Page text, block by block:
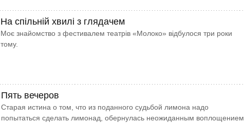
На спільній хвилі з глядачем
Моє знайомство з фестивалем театрів «Молоко» відбулося три роки
тому.
Пять вечеров
Старая истина о том, что из поданного судьбой лимона надо
попытаться сделать лимонад, обернулась неожиданным воплощением.